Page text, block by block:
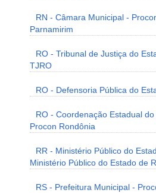
RN - Câmara Municipal -
Parnamirim
RO - Tribunal de Justiça do
TJRO
RO - Defensoria Pública do
RO - Coordenação Estadual
Procon Rondônia
RR - Ministério Público do
Ministério Público do Estado de
RS - Prefeitura Municipal -